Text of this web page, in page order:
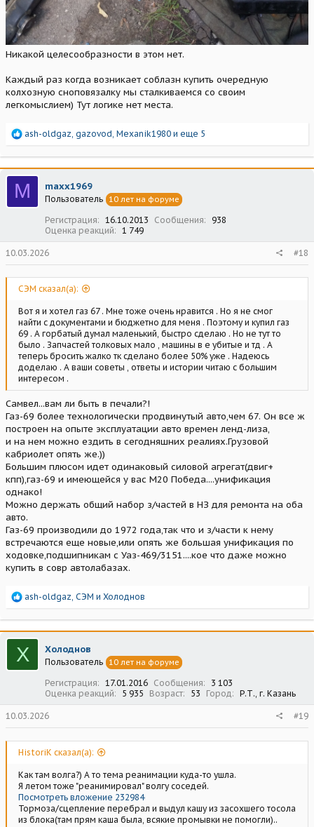
Никакой целесообразности в этом нет.
Каждый раз когда возникает соблазн купить очередную
колхозную сноповязалку мы сталкиваемся со своим
легкомыслием) Тут логике нет места.
Р
а
к
ц
и
и
ash-oldgaz gazovod Mexanik1980 и еще 5
M maxx1969
Пользователь 10 лет на форуме
Регистрация 16.10.2013 Сообщения
938
Оценка реакций
1 749
10.03.2026 #18
СЭМ сказал(а):
Вот я и хотел газ 67 . Мне тоже очень нравится . Но я не смог
найти с документами и бюджетно для меня . Поэтому и купил газ
69 . А горбатый думал маленький, быстро сделаю . Но не тут то
было . Запчастей толковых мало , машины в е убитые и тд . А
теперь бросить жалко тк сделано более 50% уже . Надеюсь
доделаю . А ваши советы , ответы и истории читаю с большим
интересом .
Самвел...вам ли быть в печали?!
Газ-69 более технологически продвинутый авто,чем 67. Он все ж
построен на опыте эксплуатации авто времен ленд-лиза,
и на нем можно ездить в сегодняшних реалиях.Грузовой
кабриолет опять же.))
Большим плюсом идет одинаковый силовой агрегат(двиг+
кпп),газ-69 и имеющейся у вас М20 Победа....унификация
однако!
Можно держать общий набор з/частей в НЗ для ремонта на оба
авто.
Газ-69 производили до 1972 года,так что и з/части к нему
встречаются еще новые,или опять же большая унификация по
ходовке,подшипникам с Уаз-469/3151....кое что даже можно
купить в совр автолабазах.
Р
а
к
ц
и
и
ash-oldgaz, СЭМ и Холоднов
Х Холоднов
Пользователь 10 лет на форуме
Регистрация 17.01.2016 Сообщения
3 103
Оценка реакций
5 935 Возраст 53 Город Р.Т., г. Казань
10.03.2026 #19
HistoriK сказал(а):
Как там волга?) А то тема реанимации куда-то ушла.
Я летом тоже "реанимировал" волгу соседей.
Посмотреть вложение 232984
Тормоза/сцепление перебрал и выдул кашу из засохшего тосола
из блока(там прям каша была, всякие промывки не помогли)..